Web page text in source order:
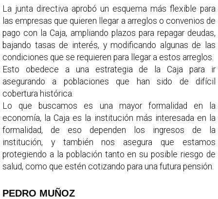
La junta directiva aprobó un esquema más flexible para
las empresas que quieren llegar a arreglos o convenios de
pago con la Caja, ampliando plazos para repagar deudas,
bajando tasas de interés, y modificando algunas de las
condiciones que se requieren para llegar a estos arreglos.
Esto obedece a una estrategia de la Caja para ir
asegurando a poblaciones que han sido de difícil
cobertura histórica.
Lo que buscamos es una mayor formalidad en la
economía, la Caja es la institución más interesada en la
formalidad, de eso dependen los ingresos de la
institución, y también nos asegura que estamos
protegiendo a la población tanto en su posible riesgo de
salud, como que estén cotizando para una futura pensión.
PEDRO MUÑOZ